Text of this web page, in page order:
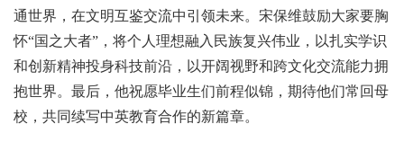
通世界，在文明互鉴交流中引领未来。宋保维鼓励大家要胸
怀“国之大者”，将个人理想融入民族复兴伟业，以扎实学识
和创新精神投身科技前沿，以开阔视野和跨文化交流能力拥
抱世界。最后，他祝愿毕业生们前程似锦，期待他们常回母
校，共同续写中英教育合作的新篇章。